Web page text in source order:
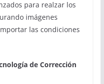
para realzar los
imágenes
las condiciones
de Corrección